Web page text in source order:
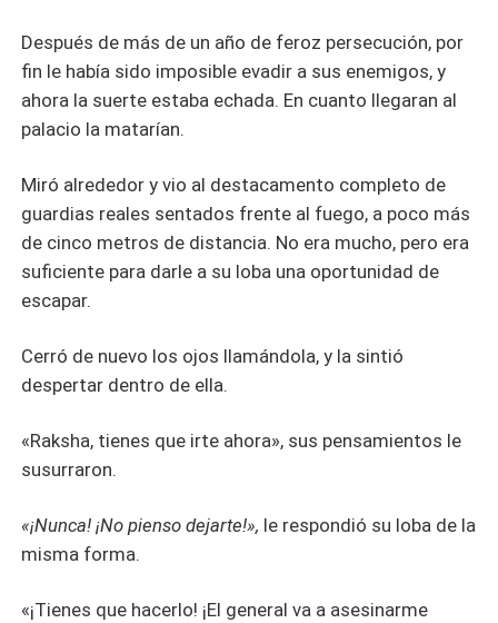
Después de más de un año de feroz persecución, por
fin le había sido imposible evadir a sus enemigos, y
ahora la suerte estaba echada. En cuanto llegaran al
palacio la matarían.
Miró alrededor y vio al destacamento completo de
guardias reales sentados frente al fuego, a poco más
de cinco metros de distancia. No era mucho, pero era
suficiente para darle a su loba una oportunidad de
escapar.
Cerró de nuevo los ojos llamándola, y la sintió
despertar dentro de ella.
«Raksha, tienes que irte ahora», sus pensamientos le
susurraron.
«¡Nunca! ¡No pienso dejarte!», le respondió su loba de la
misma forma.
«¡Tienes que hacerlo! ¡El general va a asesinarme